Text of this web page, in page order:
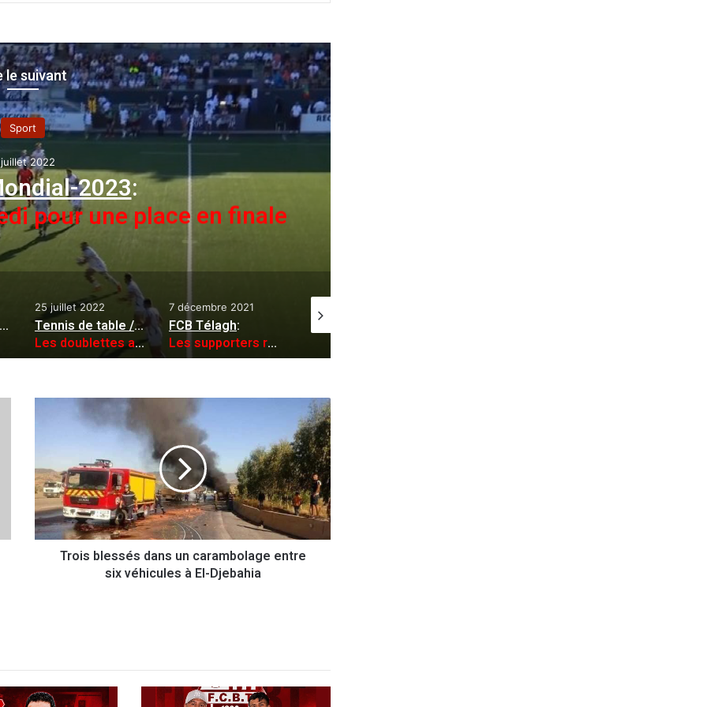
le suivant
Sport
2022
2023:
pour une place en finale
Championnat du Qatar : Bennacer à Doha pour finaliser avec Al-Shamal
25 juillet 2022
Tennis de table / Championnats d'Afrique jeunes
Les doublettes algériennes U15 et U19 qualifiées en quarts
7 décembre 2021
FCB Télagh:
Les supporters réclament leur droit d’accès au stade
s
b
e
s
u
n
c
Trois blessés dans un carambolage entre
six véhicules à El-Djebahia